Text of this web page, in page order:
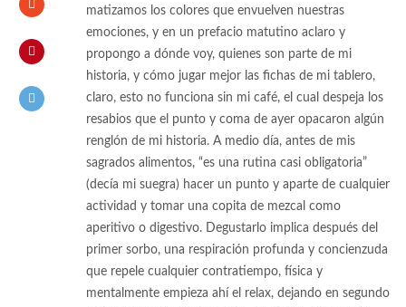
matizamos los colores que envuelven nuestras
emociones, y en un prefacio matutino aclaro y
propongo a dónde voy, quienes son parte de mi
historia, y cómo jugar mejor las fichas de mi tablero,
claro, esto no funciona sin mi café, el cual despeja los
resabios que el punto y coma de ayer opacaron algún
renglón de mi historia. A medio día, antes de mis
sagrados alimentos, “es una rutina casi obligatoria”
(decía mi suegra) hacer un punto y aparte de cualquier
actividad y tomar una copita de mezcal como
aperitivo o digestivo. Degustarlo implica después del
primer sorbo, una respiración profunda y concienzuda
que repele cualquier contratiempo, física y
mentalmente empieza ahí el relax, dejando en segundo